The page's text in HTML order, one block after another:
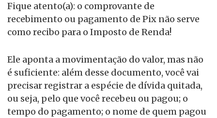
Fique atento(a): o comprovante de
recebimento ou pagamento de Pix não serve
como recibo para o Imposto de Renda!
Ele aponta a movimentação do valor, mas não
é suficiente: além desse documento, você vai
precisar registrar a espécie de dívida quitada,
ou seja, pelo que você recebeu ou pagou; o
tempo do pagamento; o nome de quem pagou